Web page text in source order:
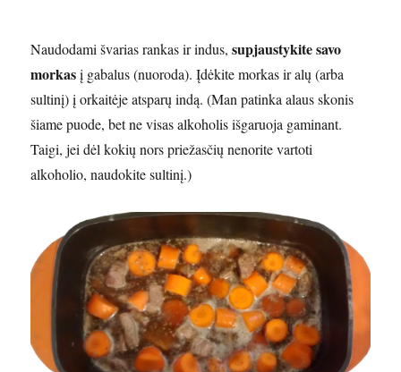
Naudodami švarias rankas ir indus,supjaustykite savo
morkasį gabalus (nuoroda). Įdėkite morkas ir alų (arba
sultinį) į orkaitėje atsparų indą. (Man patinka alaus skonis
šiame puode, bet ne visas alkoholis išgaruoja gaminant.
Taigi, jei dėl kokių nors priežasčių nenorite vartoti
alkoholio, naudokite sultinį.)